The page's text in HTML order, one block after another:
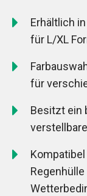
Erhältlich
für L/XL
für
Besitzt ein